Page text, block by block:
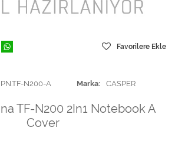
Favorilere Ekle
N200-A Marka CASPER
TF-N200 2In1 Notebook A
Cover